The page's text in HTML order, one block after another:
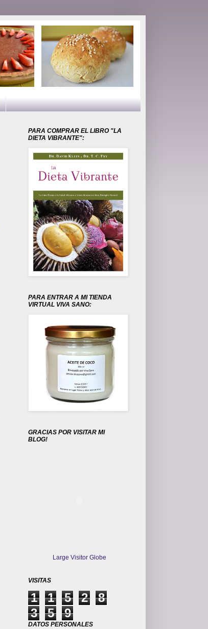
PARA COMPRAR EL LIBRO "LA
DIETA VIBRANTE":
PARA ENTRAR A MI TIENDA
VIRTUAL VIVA SANO:
GRACIAS POR VISITAR MI
BLOG!
Large Visitor Globe
VISITAS
1 1 5 2
8
3
5 9
DATOS PERSONALES